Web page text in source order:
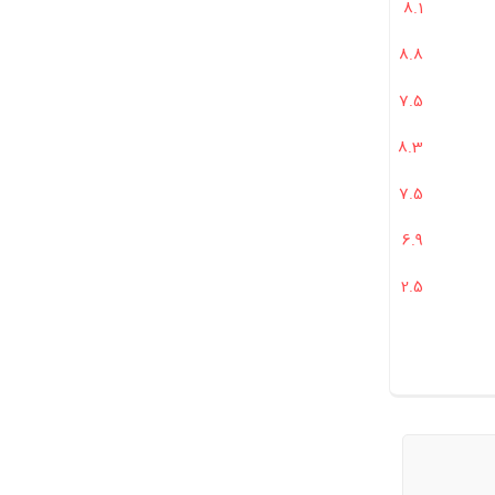
جدید بود؟
هست؟
می‌کردید؟
است؟
8.1
8.8
7.5
8.3
7.5
6.9
2.5